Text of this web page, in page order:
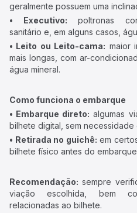
geralmente possuem uma
• Executivo: poltronas
sanitário e, em alguns casos,
• Leito ou Leito-cama: maior
mais longas, com ar-
água mineral.
Como funciona o embarque
• Embarque direto: algumas
bilhete digital, sem
• Retirada no guichê: em
bilhete físico antes do
Recomendação: sempre
viação escolhida, bem
relacionadas ao bilhete.